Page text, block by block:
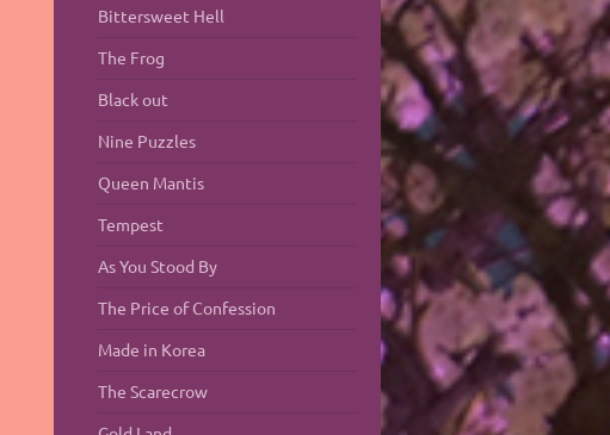
Bittersweet Hell
The Frog
Black out
Nine Puzzles
Queen Mantis
Tempest
As You Stood By
The Price of Confession
Made in Korea
The Scarecrow